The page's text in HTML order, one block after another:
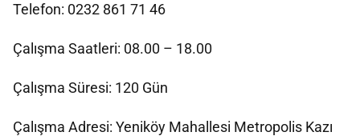
Telefon: 0232 861 71 46
Çalışma Saatleri: 08.00 – 18.00
Çalışma Süresi: 120 Gün
Çalışma Adresi: Yeniköy Mahallesi Metropolis Kazı